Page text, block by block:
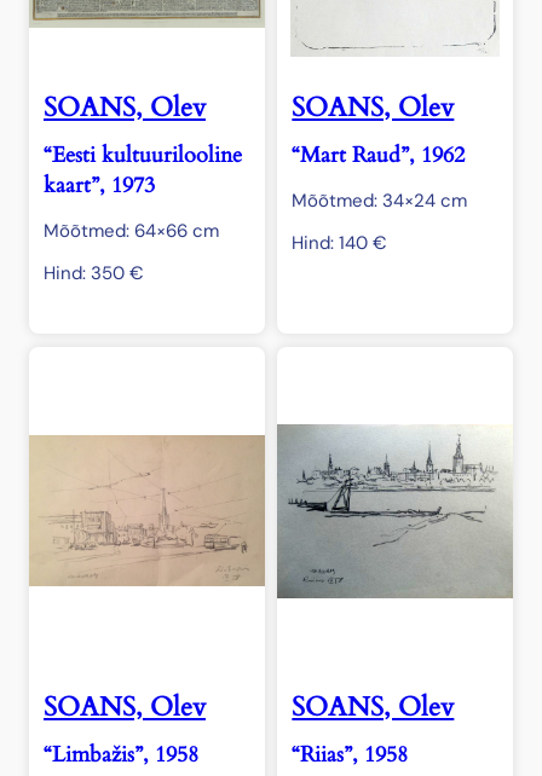
SOANS, Olev
“Eesti kultuurilooline
kaart”, 1973
Mõõtmed: 64×66 cm
Hind: 350 €
SOANS, Olev
“Mart Raud”, 1962
Mõõtmed: 34×24 cm
Hind:140€
SOANS, Olev
“Limbažis”, 1958
SOANS, Olev
“Riias”, 1958